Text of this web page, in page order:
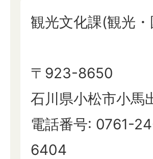
観光文化課(観光
〒923-8650
石川県小松市小馬
電話番号: 0761-
6404